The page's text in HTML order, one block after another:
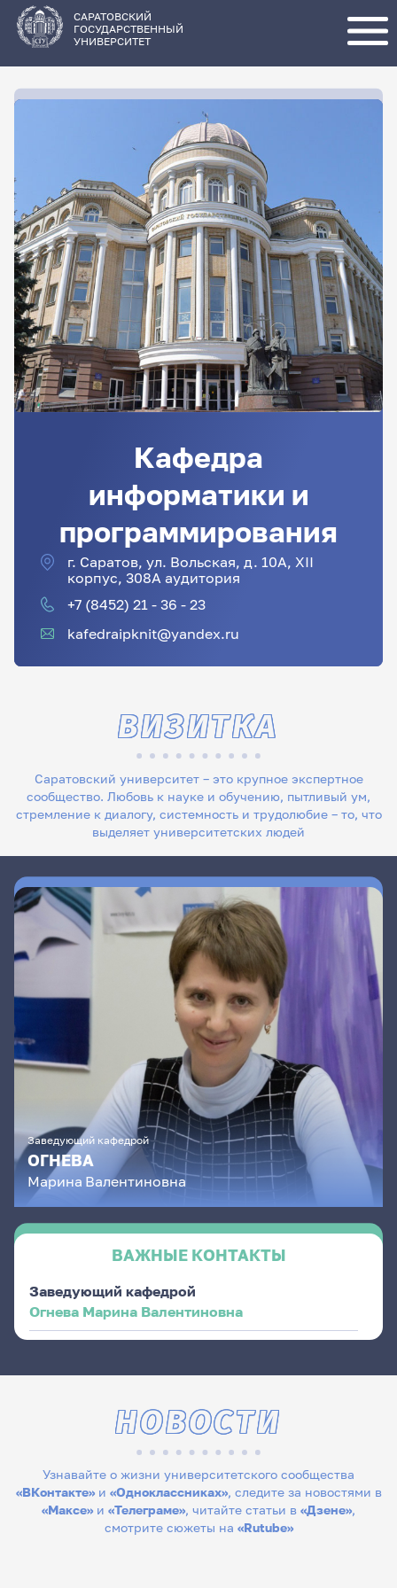
основному
содержанию
САРАТОВСКИЙ
ГОСУДАРСТВЕННЫЙ
УНИВЕРСИТЕТ
Кафедра
информатики и
программирования
г. Саратов, ул. Вольская, д. 10А, XII
корпус, 308А аудитория
+7 (8452) 21 - 36 - 23
kafedraipknit@yandex.ru
Саратовский университет – это крупное экспертное
сообщество. Любовь к науке и обучению, пытливый ум,
стремление к диалогу, системность и трудолюбие – то, что
выделяет университетских людей
ВИЗИТКА
Заведующий кафедрой
ОГНЕВА
Марина Валентиновна
ВАЖНЫЕ КОНТАКТЫ
Заведующий кафедрой
Огнева Марина Валентиновна
Узнавайте о жизни университетского сообщества
«ВКонтакте»и «Одноклассниках», следите за новостями в
«Максе» и «Телеграме», читайте статьи в «Дзене»,
смотрите сюжеты на «Rutube»
НОВОСТИ